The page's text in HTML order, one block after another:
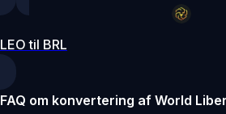
LEO til BRL
FAQ om konvertering af World